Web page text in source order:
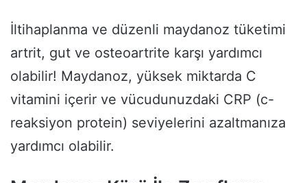
İltihaplanma ve düzenli maydanoz tüketimi
artrit, gut ve osteoartrite karşı yardımcı
olabilir! Maydanoz, yüksek miktarda C
vitamini içerir ve vücudunuzdaki CRP (c-
reaksiyon protein) seviyelerini azaltmanıza
yardımcı olabilir.